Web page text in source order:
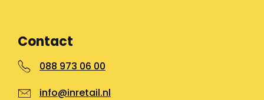
Contact
088 973 06 00
info@inretail.nl